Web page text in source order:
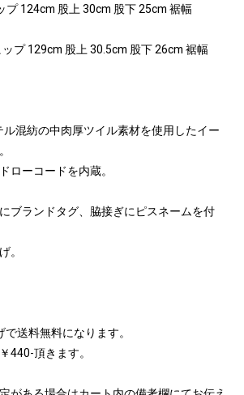
プ 124cm 股上 30cm 股下 25cm 裾幅
プ 129cm 股上 30.5cm 股下 26cm 裾幅
混紡の中肉厚ツイル素材を使用したイー
ローコードを内蔵。
ブランドタグ、脇接ぎにピスネームを付
。
送料無料になります。
440-頂きます。